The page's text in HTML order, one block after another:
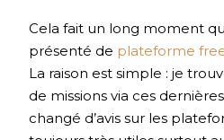
Cela fait un long moment
présenté de plateforme
La raison est simple : je
de missions via ces
changé d’avis sur les